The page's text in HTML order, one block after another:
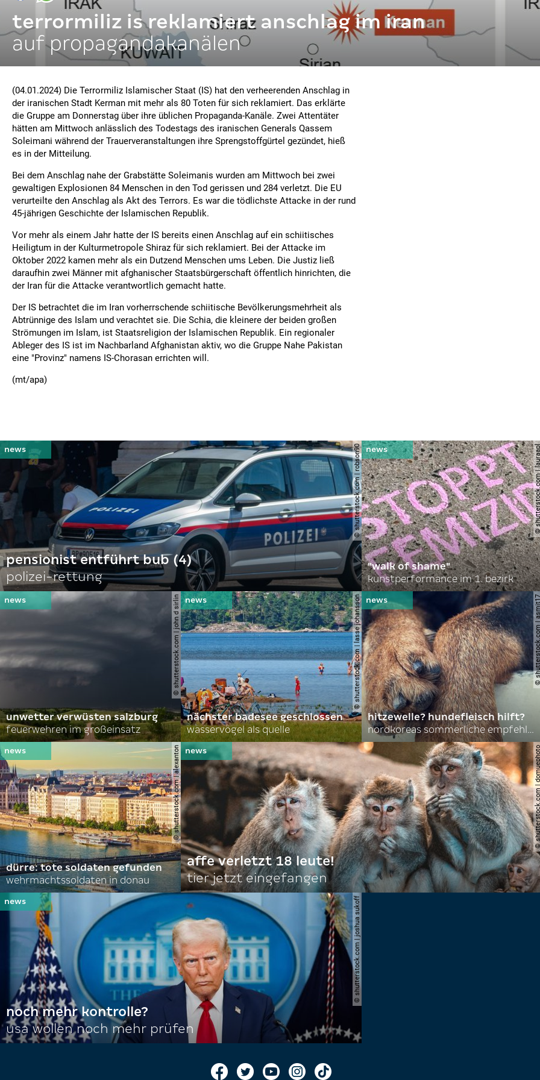
terrormiliz is reklamiert anschlag im iran
auf propagandakanälen
(04.01.2024) Die Terrormiliz Islamischer Staat (IS) hat den verheerenden Anschlag in
der iranischen Stadt Kerman mit mehr als 80 Toten für sich reklamiert. Das erklärte
die Gruppe am Donnerstag über ihre üblichen Propaganda-Kanäle. Zwei Attentäter
hätten am Mittwoch anlässlich des Todestags des iranischen Generals Qassem
Soleimani während der Trauerveranstaltungen ihre Sprengstoffgürtel gezündet, hieß
es in der Mitteilung.
Bei dem Anschlag nahe der Grabstätte Soleimanis wurden am Mittwoch bei zwei
gewaltigen Explosionen 84 Menschen in den Tod gerissen und 284 verletzt. Die EU
verurteilte den Anschlag als Akt des Terrors. Es war die tödlichste Attacke in der rund
45-jährigen Geschichte der Islamischen Republik.
Vor mehr als einem Jahr hatte der IS bereits einen Anschlag auf ein schiitisches
Heiligtum in der Kulturmetropole Shiraz für sich reklamiert. Bei der Attacke im
Oktober 2022 kamen mehr als ein Dutzend Menschen ums Leben. Die Justiz ließ
daraufhin zwei Männer mit afghanischer Staatsbürgerschaft öffentlich hinrichten, die
der Iran für die Attacke verantwortlich gemacht hatte.
Der IS betrachtet die im Iran vorherrschende schiitische Bevölkerungsmehrheit als
Abtrünnige des Islam und verachtet sie. Die Schia, die kleinere der beiden großen
Strömungen im Islam, ist Staatsreligion der Islamischen Republik. Ein regionaler
Ableger des IS ist im Nachbarland Afghanistan aktiv, wo die Gruppe Nahe Pakistan
eine "Provinz" namens IS-Chorasan errichten will.
(mt/apa)
© shutterstock.com | robson90
pensionist entführt bub (4)
polizei-rettung
©
"walk of shame"
kunstperformance im 1. bezirk
© shutterstock.com | john d sirlin
unwetter verwüsten salzburg
feuerwehren im großeinsatz
© shutterstock.com | lasse johansson
nächster badesee geschlossen
wasservögel als quelle
©
hitzewelle? hundefleisch hilft?
nordkoreas sommerliche empfehlungen
© shutterstock.com | alexanton
dürre: tote soldaten gefunden
wehrmachtssoldaten in donau
©
affe verletzt 18 leute!
tier jetzt eingefangen
© shutterstock.com | joshua sukoff
noch mehr kontrolle?
usa wollen noch mehr prüfen